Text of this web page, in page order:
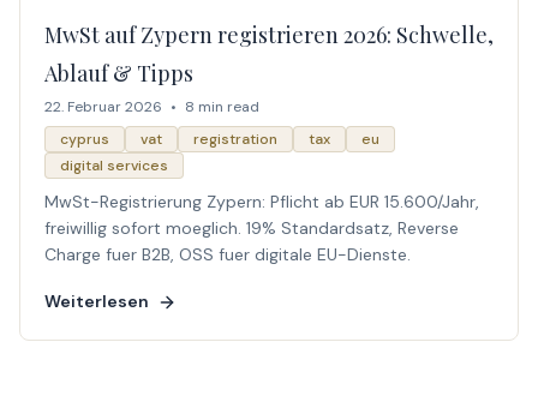
MwSt auf Zypern registrieren 2026: Schwelle,
Ablauf & Tipps
22. Februar 2026 • 8 min read
cyprus
vat registration tax
eu
digital services
MwSt-Registrierung Zypern: Pflicht ab EUR 15.600/Jahr,
freiwillig sofort moeglich. 19% Standardsatz, Reverse
Charge fuer B2B, OSS fuer digitale EU-Dienste.
Weiterlesen